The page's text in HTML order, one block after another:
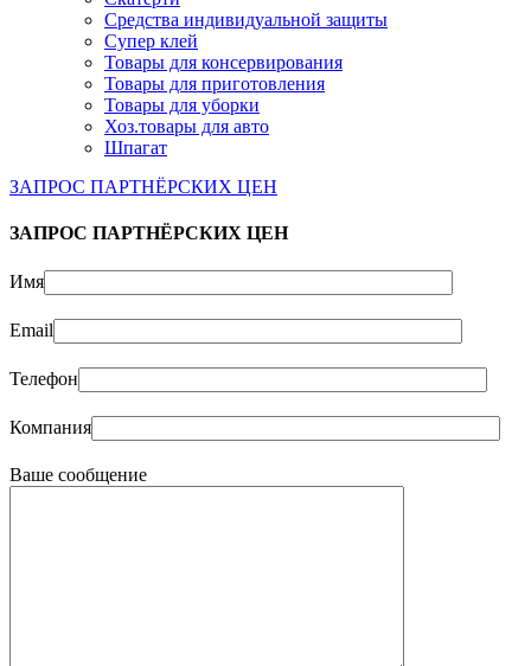
Средства индивидуальной защиты
Супер клей
Товары для консервирования
Товары для приготовления
Товары для уборки
Хоз.товары для авто
Шпагат
ЗАПРОС ПАРТНЁРСКИХ ЦЕН
ЗАПРОС ПАРТНЁРСКИХ ЦЕН
Имя
Email
Телефон
Компания
Ваше сообщение